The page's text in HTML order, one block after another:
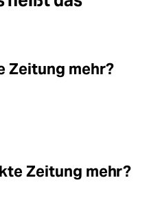
Zeitung mehr?
Zeitung mehr?